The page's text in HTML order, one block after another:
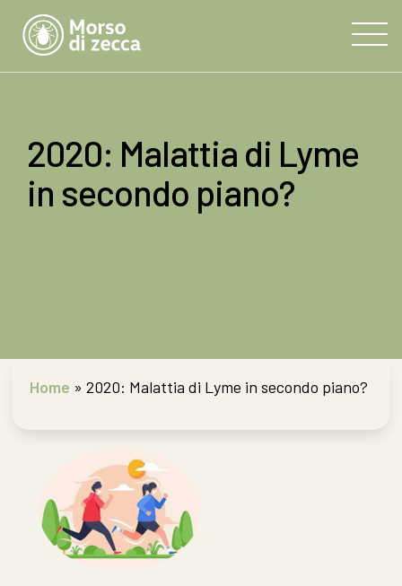
2020: Malattia di Lyme
in secondo piano?
Home »2020: Malattia di Lyme in secondo piano?